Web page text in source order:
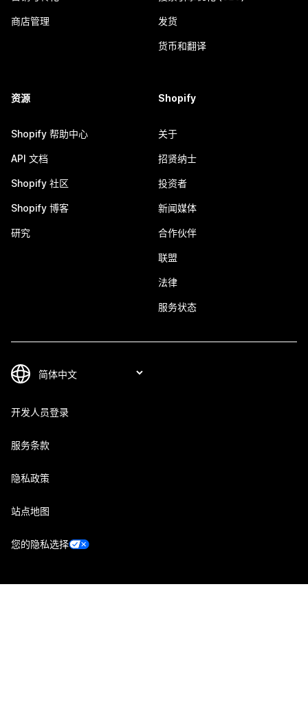
商店管理 发货
货币和翻译
资源
Shopify 帮助中心
API 文档
Shopify 社区
Shopify 博客
研究
Shopify
关于
招贤纳士
投资者
新闻媒体
合作伙伴
联盟
法律
服务状态
开发人员登录
服务条款
隐私政策
站点地图
您的隐私选择